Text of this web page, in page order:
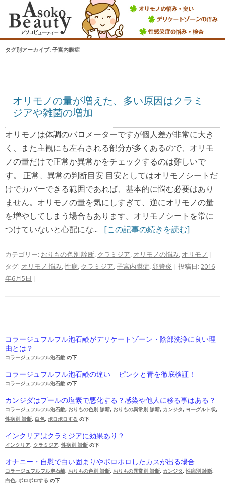
タグ別アーカイブ: 子宮内膜症
オリモノの量が増えた、多い原因はクラミ
ジアや雑菌の増加
オリモノは体調のバロメーターですが個人差が非常に大き
く、また主観にも左右される部分が多くあるので、オリモ
ノの量だけで正常か異常かをチェックするのは難しいで
す。 正常、異常の判断目安 目安としてはオリモノシートだ
けでカバーできる範囲であれば、基本的に悩む必要はあり
ません。オリモノの量を気にしすぎて、逆にオリモノの量
を増やしてしまう場合もあります。オリモノシートを常に
つけていないと心配にな... [この記事の続きを読む]
カテゴリー: おりもの色別 診断, クラミジア, オリモノの悩み, オリモノ |
タグ: オリモノ 悩み,性病, クラミジア,子宮内膜症, 卵管炎 | 投稿日: 2016
年6月5日 |
コラージュフルフル泡石鹸がデリケートゾーン・陰部洗浄に良い理
由とは？
コラージュフルフル泡石鹸 の下
コラージュフルフル泡石鹸の違い – ピンクと青を徹底検証！
コラージュフルフル泡石鹸 の下
カンジダはプールの塩素で悪化する？感染や他人に移る事はある？
コラージュフルフル泡石鹸, おりもの色別 診断, おりもの異常別 診断, カンジタ, ヨーグルト状,
性病別 診断, 白色, ポロポロする の下
インクリアはクラミジアに効果あり？
インクリア, クラミジア, 性病別 診断 の下
オナニー・自慰で白い固まりやポロポロしたカスが出る場合
コラージュフルフル泡石鹸, おりもの色別 診断, おりもの異常別 診断, カンジタ, 性病別 診断,
白色, ポロポロする の下